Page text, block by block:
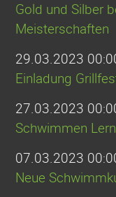
Gold und Silber
Meisterschaften
29.03.2023
Einladung
27.03.2023
Schwimmen
07.03.2023
Neue